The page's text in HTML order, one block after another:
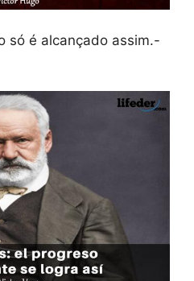
só é alcançado assim.-